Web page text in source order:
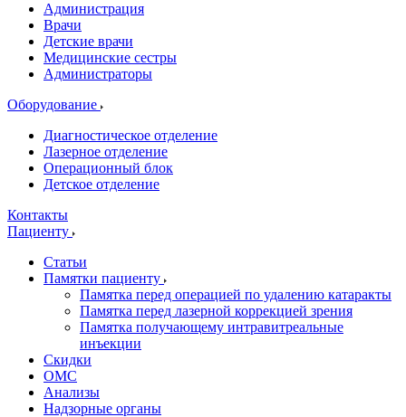
Администрация
Врачи
Детские врачи
Медицинские сестры
Администраторы
Оборудование
Диагностическое отделение
Лазерное отделение
Операционный блок
Детское отделение
Контакты
Пациенту
Статьи
Памятки пациенту
Памятка перед операцией по удалению катаракты
Памятка перед лазерной коррекцией зрения
Памятка получающему интравитреальные
инъекции
Скидки
ОМС
Анализы
Надзорные органы